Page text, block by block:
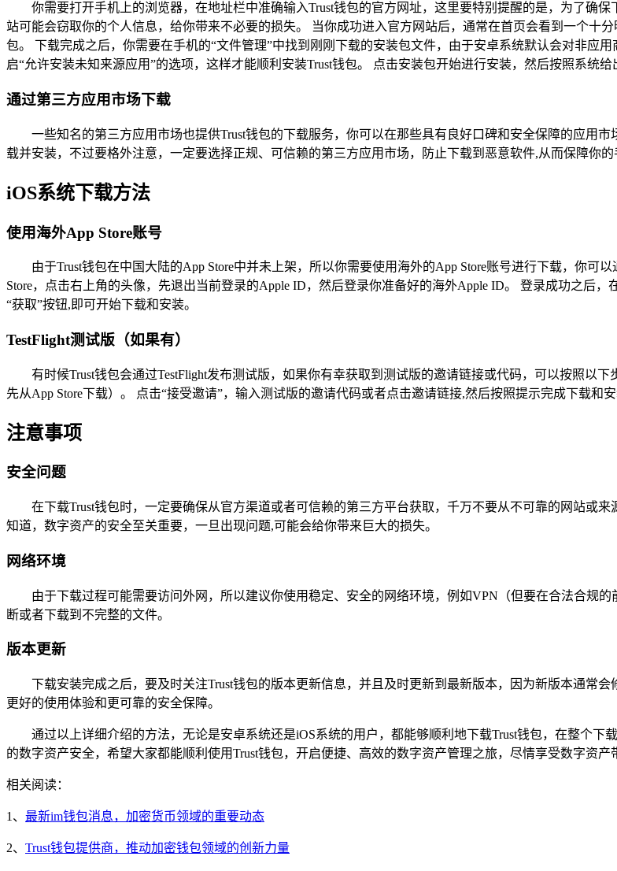
你需要打开手机上的浏览器，在地址栏中准确输入Trust钱包的官方网址，这里要特别提醒的是，为了确
站可能会窃取你的个人信息，给你带来不必要的损失。 当你成功进入官方网站后，通常在首页会看到一个十
包。 下载完成之后，你需要在手机的“文件管理”中找到刚刚下载的安装包文件，由于安卓系统默认会对非应
启“允许安装未知来源应用”的选项，这样才能顺利安装Trust钱包。 点击安装包开始进行安装，然后按照系统给
通过第三方应用市场下载
一些知名的第三方应用市场也提供Trust钱包的下载服务，你可以在那些具有良好口碑和安全保障的应用
载并安装，不过要格外注意，一定要选择正规、可信赖的第三方应用市场，防止下载到恶意软件,从而保障你的
iOS系统下载方法
使用海外App Store账号
由于Trust钱包在中国大陆的App Store中并未上架，所以你需要使用海外的App Store账号进行下载，你可
Store，点击右上角的头像，先退出当前登录的Apple ID，然后登录你准备好的海外Apple ID。 登录成功之后，
“获取”按钮,即可开始下载和安装。
TestFlight测试版（如果有）
有时候Trust钱包会通过TestFlight发布测试版，如果你有幸获取到测试版的邀请链接或代码，可以按照以
先从App Store下载）。 点击“接受邀请”，输入测试版的邀请代码或者点击邀请链接,然后按照提示完成下载和安
注意事项
安全问题
在下载Trust钱包时，一定要确保从官方渠道或者可信赖的第三方平台获取，千万不要从不可靠的网站或
知道，数字资产的安全至关重要，一旦出现问题,可能会给你带来巨大的损失。
网络环境
由于下载过程可能需要访问外网，所以建议你使用稳定、安全的网络环境，例如VPN（但要在合法合规
断或者下载到不完整的文件。
版本更新
下载安装完成之后，要及时关注Trust钱包的版本更新信息，并且及时更新到最新版本，因为新版本通常
更好的使用体验和更可靠的安全保障。
通过以上详细介绍的方法，无论是安卓系统还是iOS系统的用户，都能够顺利地下载Trust钱包，在整个
的数字资产安全，希望大家都能顺利使用Trust钱包，开启便捷、高效的数字资产管理之旅，尽情享受数字资产
相关阅读：
1、 最新im钱包消息，加密货币领域的重要动态
2、 Trust钱包提供商，推动加密钱包领域的创新力量